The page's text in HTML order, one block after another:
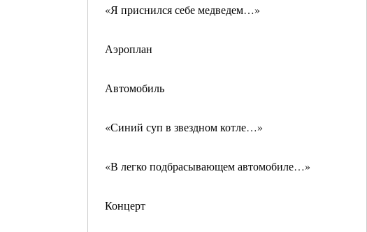
«Я приснился себе медведем…»
Аэроплан
Автомобиль
«Синий суп в звездном котле…»
«В легко подбрасывающем автомобиле…»
Концерт